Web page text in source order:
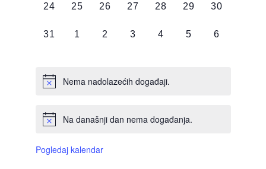
0
24
0
25
0
26
0
27
0
28
0
29
0
30
0
31
0
1
0
2
0
3
0
4
0
5
0
6
Nema nadolazećih događaji.
Na današnji dan nema događanja.
Pogledaj kalendar